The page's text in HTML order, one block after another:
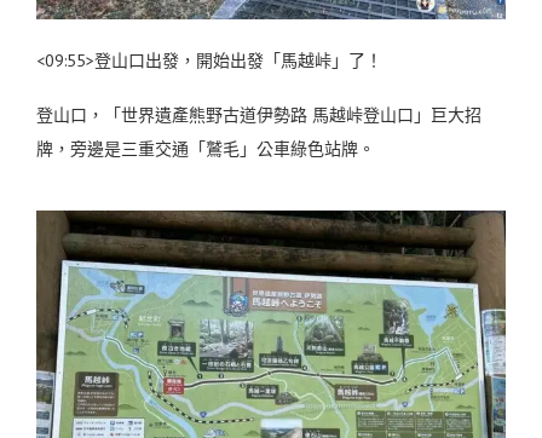
<09:55>登山口出發，開始出發「馬越峠」了！
登山口，「世界遺產熊野古道伊勢路 馬越峠登山口」巨大招
牌，旁邊是三重交通「鷲毛」公車綠色站牌。